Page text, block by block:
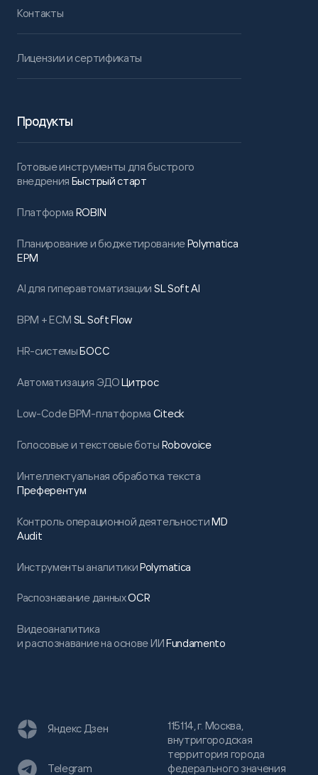
Контакты
Лицензии и сертификаты
Продукты
Готовые инструменты для быстрого
внедрения Быстрый старт
Платформа ROBIN
Планирование и бюджетированиеPolymatica
EPM
AI для гиперавтоматизации SL Soft AI
BPM + ECM SL Soft Flow
HR-системыБОСС
Автоматизация ЭДОЦитрос
Low-Code BPM-платформа Citeck
Голосовые и текстовые боты Robovoice
Интеллектуальная обработка текста
Преферентум
Контроль операционной деятельностиMD
Audit
Инструменты аналитикиPolymatica
Распознавание данныхOCR
Видеоаналитика
и распознавание на основе ИИFundamento
115114, г. Москва,
внутригородская
территория города
федерального значения
Яндекс Дзен
Telegram